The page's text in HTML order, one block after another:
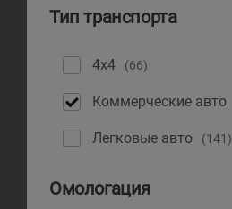
Тип транспорта
4x4 (66)
Коммерческие авто
Легковые авто (141)
Омологация